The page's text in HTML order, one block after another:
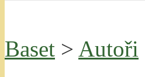
Baset > Autoři